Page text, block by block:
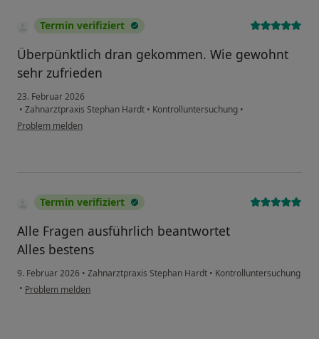
Termin verifiziert
Überpünktlich dran gekommen. Wie gewohnt
sehr zufrieden
23. Februar 2026
• Zahnarztpraxis Stephan Hardt • Kontrolluntersuchung •
Problem melden
Termin verifiziert
Alle Fragen ausführlich beantwortet
Alles bestens
9. Februar 2026 • Zahnarztpraxis Stephan Hardt • Kontrolluntersuchung
• Problem melden